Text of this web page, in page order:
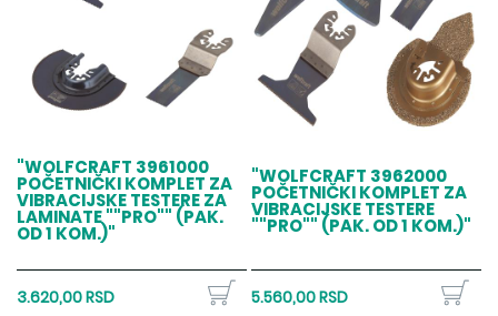
"WOLFCRAFT 3961000
POČETNIČKI KOMPLET ZA
VIBRACIJSKE TESTERE ZA
LAMINATE ""PRO"" (PAK.
OD 1 KOM.)"
3.620,00 RSD
"WOLFCRAFT 3962000
POČETNIČKI KOMPLET ZA
VIBRACIJSKE TESTERE
""PRO"" (PAK. OD 1 KOM.)"
5.560,00 RSD